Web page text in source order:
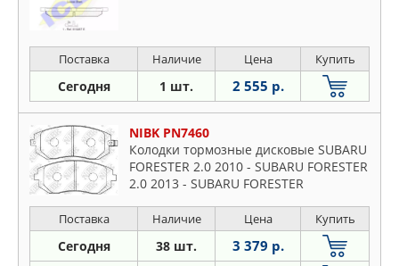
Поставка Наличие Цена Купить
Сегодня 1 шт. 2 555 р.
NIBK PN7460
Колодки тормозные дисковые SUBARU
FORESTER 2.0 2010 - SUBARU FORESTER
2.0 2013 - SUBARU FORESTER
Поставка Наличие Цена Купить
Сегодня 38 шт. 3 379 р.